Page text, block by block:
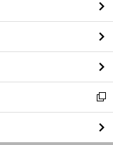
ィ
ン
ド
ウ
で
開
く
新
し
い